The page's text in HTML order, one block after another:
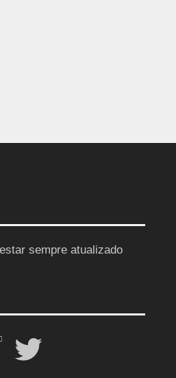
sempre atualizado
Twitter